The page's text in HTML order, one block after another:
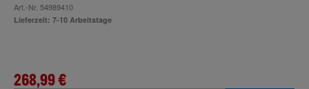
Art.-Nr. 54989410
Lieferzeit: 7-10 Arbeitstage
268,99 €